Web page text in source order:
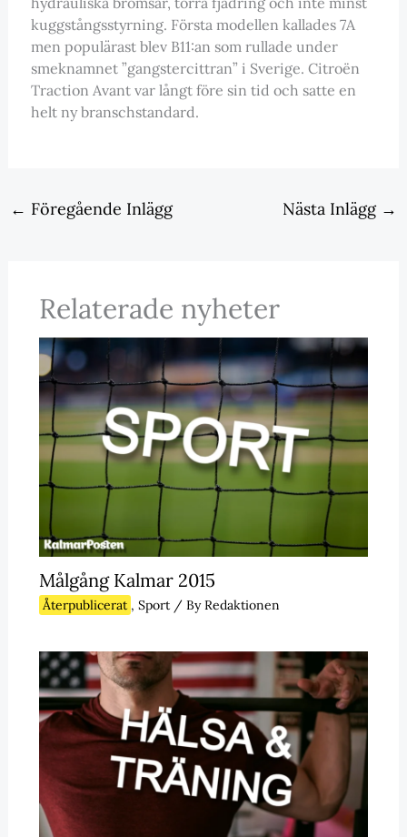
kuggstångsstyrning. Första modellen kallades 7A
men populärast blev B11:an som rullade under
smeknamnet ”gangstercittran” i Sverige. Citroën
Traction Avant var långt före sin tid och satte en
helt ny branschstandard.
← Föregående Inlägg Nästa Inlägg →
Relaterade nyheter
Målgång Kalmar 2015
Återpublicerat , Sport/ ByRedaktionen